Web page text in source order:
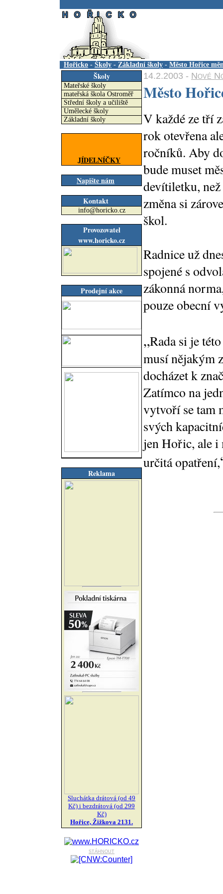
Hořicko - Školy - Základní školy - Město Hořice
Školy
Mateřské školy
mateřská škola Ostroměř
Střední školy a učiliště
Umělecké školy
Základní školy
JÍDELNÍČKY
Napište nám
Kontakt
info@horicko.cz
Provozovatel
www.horicko.cz
Prodejní akce
Reklama
Sluchátka drátová (od 49
Kč) i bezdrátová (od 299
Kč)
Hořice, Žižkova 2131.
stáhnout
14.2.2003 - Nové
Město
V každé ze tří
rok otevřena
ročníků. Aby
bude muset
devítiletku,
změna si
škol.
Radnice už
spojené s
zákonná
pouze obecní
„Rada si je
musí nějakým
docházet k
Zatímco na
vytvoří se tam
svých
jen Hořic, ale i
určitá opatření,